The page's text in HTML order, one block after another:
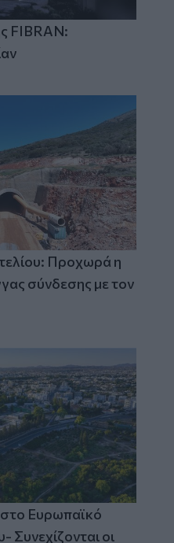
FIBRAN:
Προχωρά η
σύνδεσης με τον
Ευρωπαϊκό
Συνεχίζονται οι